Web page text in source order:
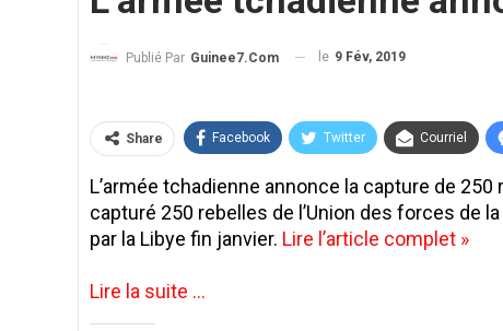
Publié Par Guinee7.com le 9 Fév, 2019
Share Facebook Twitter Courriel
L’armée tchadienne annonce la capture de
capturé 250 rebelles de l’Union des forces de
par la Libye fin janvier. Lire l’article complet »
Lire la suite …